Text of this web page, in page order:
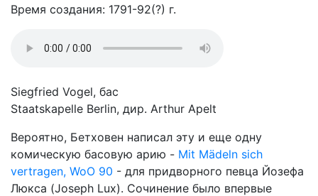
Время создания: 1791-92(?) г.
Siegfried Vogel, бас
Staatskapelle Berlin, дир. Arthur Apelt
Вероятно, Бетховен написал эту и еще одну
комическую басовую арию - Mit Mädeln sich
vertragen, WoO 90 - для придворного певца Йозефа
Люкса (Joseph Lux). Сочинение было впервые